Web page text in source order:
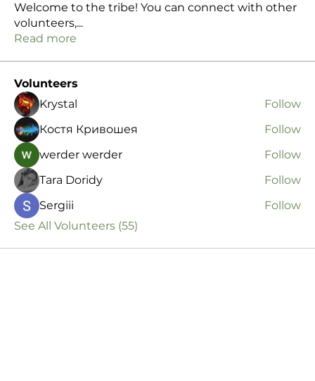
Welcome to the tribe! You can connect with other
volunteers,...
Read more
Volunteers
Krystal
Follow
Костя Кривошея
Follow
werder werder
Follow
Tara Doridy
Follow
Sergiii
Follow
See All Volunteers (55)